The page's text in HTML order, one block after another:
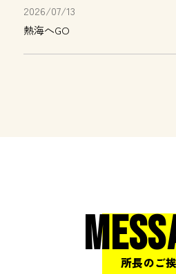
2026/07/13
熱海へGO
所長のご